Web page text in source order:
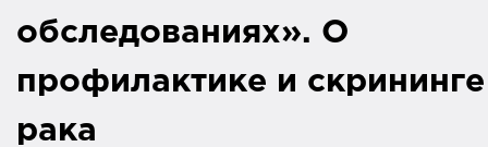
обследованиях». О
профилактике и скрининге
рака